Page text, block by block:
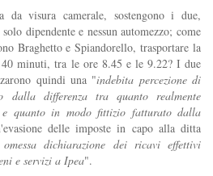
da visura camerale, sostengono i due,
dipendente e nessun automezzo; come
Braghetto e Spiandorello, trasportare la
minuti, tra le ore 8.45 e le 9.22? I due
quindi una "indebita percezione di
dalla differenza tra quanto realmente
quanto in modo fittizio fatturato dalla
delle imposte in capo alla ditta
dichiarazione dei ricavi effettivi
e servizi a Ipea".